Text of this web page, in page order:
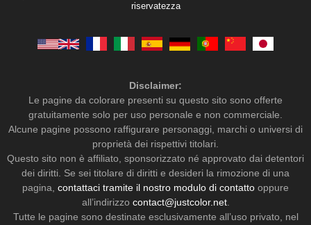
riservatezza
Disclaimer:
Le pagine da colorare presenti su questo sito sono offerte
gratuitamente solo per uso personale e non commerciale.
Alcune pagine possono raffigurare personaggi, marchi o universi di
proprietà dei rispettivi titolari.
Questo sito non è affiliato, sponsorizzato né approvato dai detentori
dei diritti. Se sei titolare di diritti e desideri la rimozione di una
pagina, contattaci tramite il nostro modulo di contatto oppure
all’indirizzo contact@justcolor.net.
Tutte le pagine sono destinate esclusivamente all’uso privato, nel